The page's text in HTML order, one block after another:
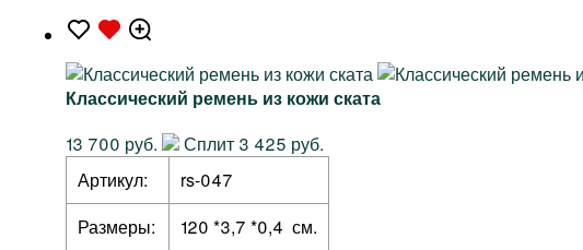
Классический ремень из кожи ската
13 700 руб.
Сплит 3 425 руб.
Артикул:
rs-047
Размеры:
120 *3,7 *0,4 см.